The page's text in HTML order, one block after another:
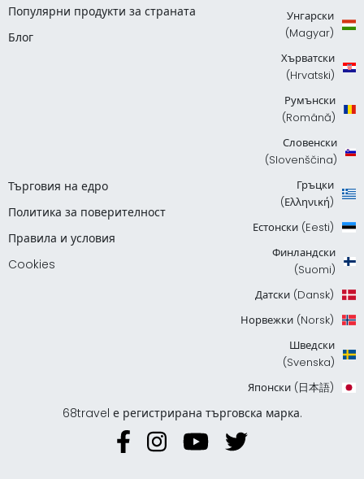
Популярни продукти за страната
Блог
Търговия на едро
Политика за поверителност
Правила и условия
Cookies
Унгарски
(Magyar)
Хърватски
(Hrvatski)
Румънски
(Română)
Словенски
(Slovenščina)
Гръцки
(Ελληνική)
Естонски (Eesti)
Финландски
(Suomi)
Датски (Dansk)
Норвежки (Norsk)
Шведски
(Svenska)
Японски (日本語)
68travel е регистрирана търговска марка.